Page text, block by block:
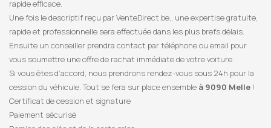
rapide efficace.
Une fois le descriptif reçu par VenteDirect.be,, une expertise gratuite,
rapide et professionnelle sera effectuée dans les plus brefs délais.
Ensuite un conseiller prendra contact par téléphone ou email pour
vous soumettre une offre de rachat immédiate de votre voiture.
Si vous êtes d’accord, nous prendrons rendez-vous sous 24h pour la
cession du véhicule. Tout se fera sur place ensemble à 9090 Melle !
Certificat de cession et signature
Paiement sécurisé